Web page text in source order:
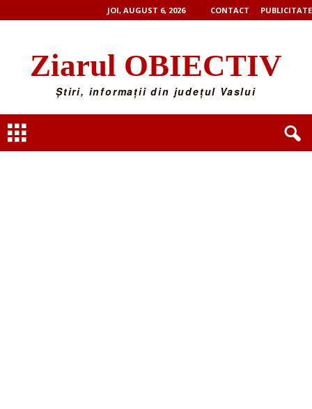
JOI, AUGUST 6, 2026 CONTACT PUBLICITATE
Ziarul OBIECTIV
Știri, informații din județul Vaslui